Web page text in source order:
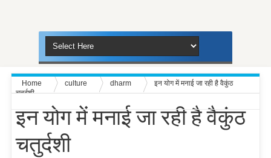
Home culture dharm
इन योग में मनाई जा रही है वैकुंठ
चतुर्दशी
इन योग में मनाई जा रही है वैकुंठ
चतुर्दशी